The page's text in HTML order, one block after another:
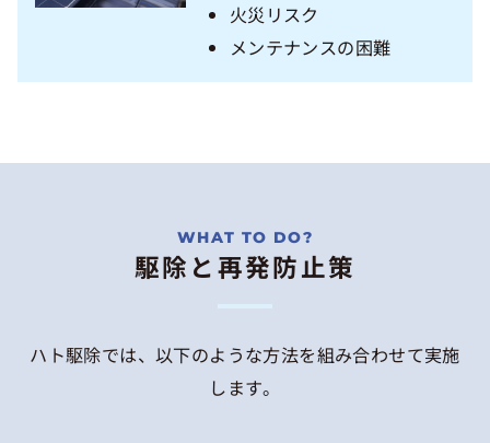
火災リスク
メンテナンスの困難
駆除と再発防止策
ハト駆除では、以下のような方法を組み合わせて実施
します。